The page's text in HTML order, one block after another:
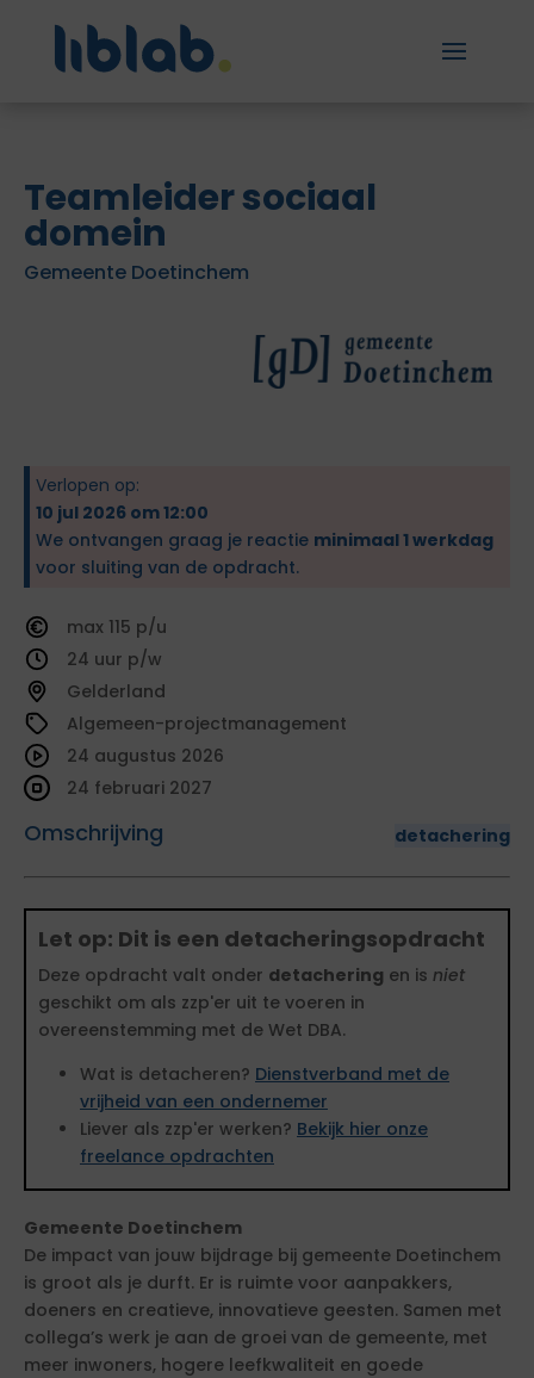
Teamleider sociaal
domein
Gemeente Doetinchem
Verlopen op:
10 jul 2026 om 12:00
We ontvangen graag je reactie minimaal 1 werkdag
voor sluiting van de opdracht.
115
24
Gelderland
Algemeen-projectmanagement
Omschrijving detachering
24 augustus 2026
24 februari 2027
Let op: Dit is een detacheringsopdracht
Deze opdracht valt onder detachering en is niet
geschikt om als zzp'er uit te voeren in
overeenstemming met de Wet DBA.
Wat is detacheren? Dienstverband met de
vrijheid van een ondernemer
Liever als zzp'er werken? Bekijk hier onze
freelance opdrachten
Gemeente Doetinchem
De impact van jouw bijdrage bij gemeente Doetinchem
is groot als je durft. Er is ruimte voor aanpakkers,
doeners en creatieve, innovatieve geesten. Samen met
collega’s werk je aan de groei van de gemeente, met
meer inwoners, hogere leefkwaliteit en goede